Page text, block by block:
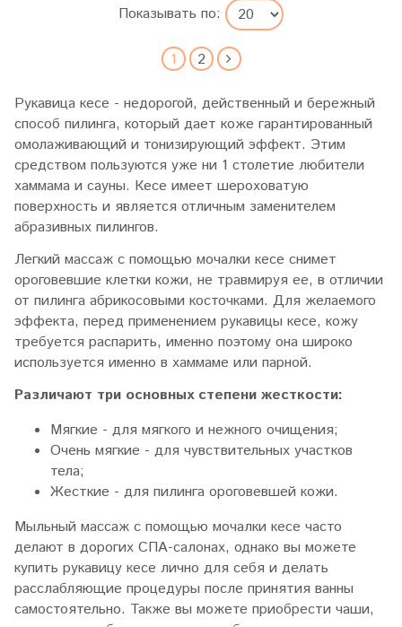
Показывать по:
1 2
Рукавица кесе - недорогой, действенный и бережный
способ пилинга, который дает коже гарантированный
омолаживающий и тонизирующий эффект. Этим
средством пользуются уже ни 1 столетие любители
хаммама и сауны. Кесе имеет шероховатую
поверхность и является отличным заменителем
абразивных пилингов.
Легкий массаж с помощью мочалки кесе снимет
ороговевшие клетки кожи, не травмируя ее, в отличии
от пилинга абрикосовыми косточками. Для желаемого
эффекта, перед применением рукавицы кесе, кожу
требуется распарить, именно поэтому она широко
используется именно в хаммаме или парной.
Различают три основных степени жесткости:
Мягкие - для мягкого и нежного очищения;
Очень мягкие - для чувствительных участков
тела;
Жесткие - для пилинга ороговевшей кожи.
Мыльный массаж с помощью мочалки кесе часто
делают в дорогих СПА-салонах, однако вы можете
купить рукавицу кесе лично для себя и делать
расслабляющие процедуры после принятия ванны
самостоятельно. Также вы можете приобрести чаши,